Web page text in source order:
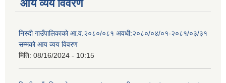
आय व्यय विवरण
निस्दी गाउँपालिकाको आ.व.२०८०/०८१ अवधी:२०८०/०४/०१-२०८१/०३/३१
सम्मको आय व्यय विवरण
मिति: 08/16/2024 - 10:15